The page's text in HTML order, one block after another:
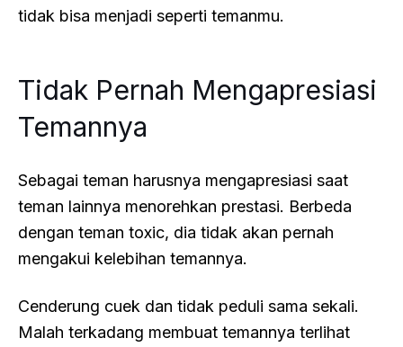
tidak bisa menjadi seperti temanmu.
Tidak Pernah Mengapresiasi
Temannya
Sebagai teman harusnya mengapresiasi saat
teman lainnya menorehkan prestasi. Berbeda
dengan teman toxic, dia tidak akan pernah
mengakui kelebihan temannya.
Cenderung cuek dan tidak peduli sama sekali.
Malah terkadang membuat temannya terlihat